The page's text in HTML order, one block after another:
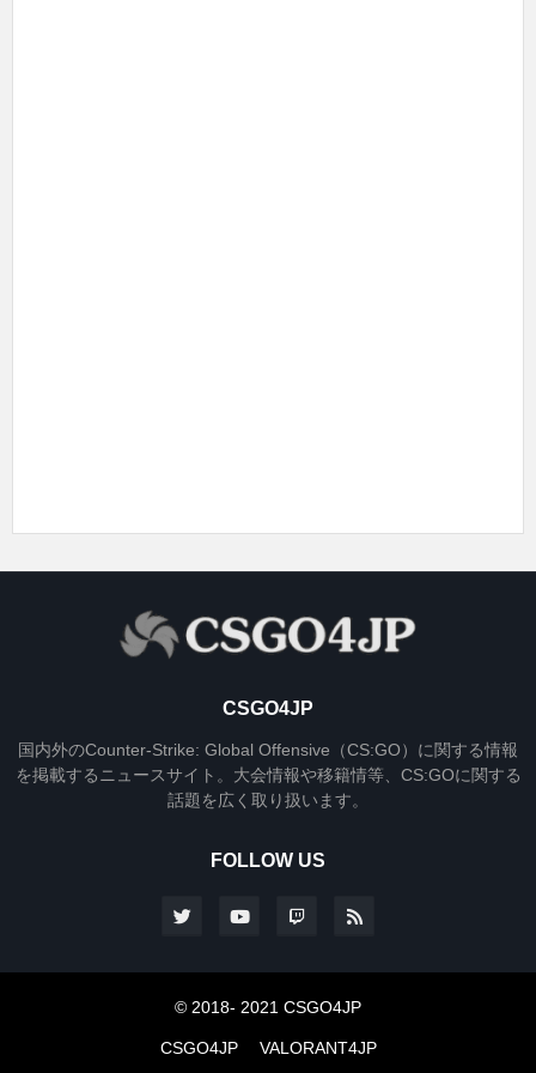
CSGO4JP
国内外のCounter-Strike: Global Offensive（CS:GO）に関する情報
を掲載するニュースサイト。大会情報や移籍情等、CS:GOに関する
話題を広く取り扱います。
FOLLOW US
© 2018- 2021 CSGO4JP
CSGO4JP VALORANT4JP